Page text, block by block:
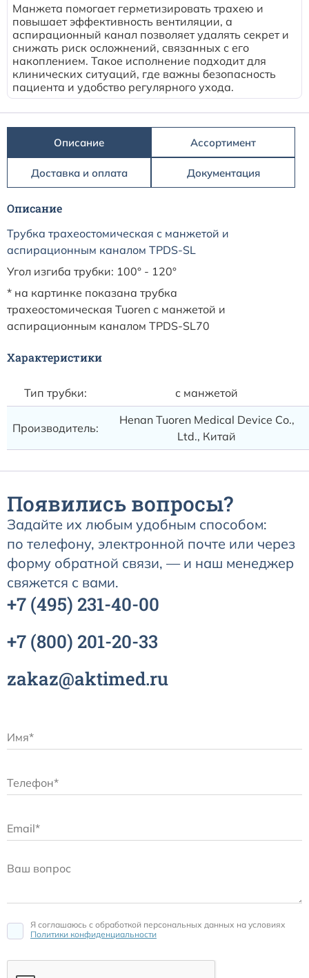
Манжета помогает герметизировать трахею и
повышает эффективность вентиляции, а
аспирационный канал позволяет удалять секрет и
снижать риск осложнений, связанных с его
накоплением. Такое исполнение подходит для
клинических ситуаций, где важны безопасность
пациента и удобство регулярного ухода.
Описание Ассортимент
Доставка и оплата Документация
Описание
Трубка трахеостомическая с манжетой и
аспирационным каналом TPDS-SL
Угол изгиба трубки: 100° - 120°
* на картинке показана трубка
трахеостомическая Tuoren с манжетой и
аспирационным каналом TPDS-SL70
Характеристики
Тип трубки: с манжетой
Производитель:
Henan Tuoren Medical Device Со.,
Ltd., Китай
Появились вопросы?
Задайте их любым удобным способом:
по телефону, электронной почте или через
форму обратной связи, — и наш менеджер
свяжется с вами.
+7 (495) 231-40-00
+7 (800) 201-20-33
zakaz@aktimed.ru
Я соглашаюсь c обработкой персональных данных на условиях
Политики конфиденциальности